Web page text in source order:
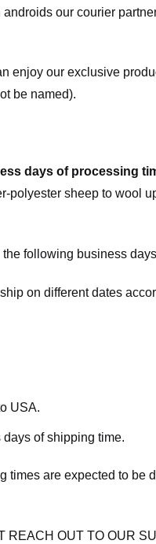
our courier
enjoy our exclusive
be named).
days of processing
polyester sheep to wool
following business
on different dates
USA.
days of shipping time.
are expected to be
OUT TO OUR